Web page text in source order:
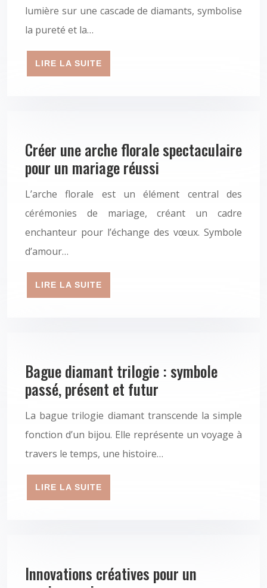
lumière sur une cascade de diamants, symbolise
la pureté et la…
LIRE LA SUITE
Créer une arche florale spectaculaire
pour un mariage réussi
L’arche florale est un élément central des
cérémonies de mariage, créant un cadre
enchanteur pour l’échange des vœux. Symbole
d’amour…
LIRE LA SUITE
Bague diamant trilogie : symbole
passé, présent et futur
La bague trilogie diamant transcende la simple
fonction d’un bijou. Elle représente un voyage à
travers le temps, une histoire…
LIRE LA SUITE
Innovations créatives pour un